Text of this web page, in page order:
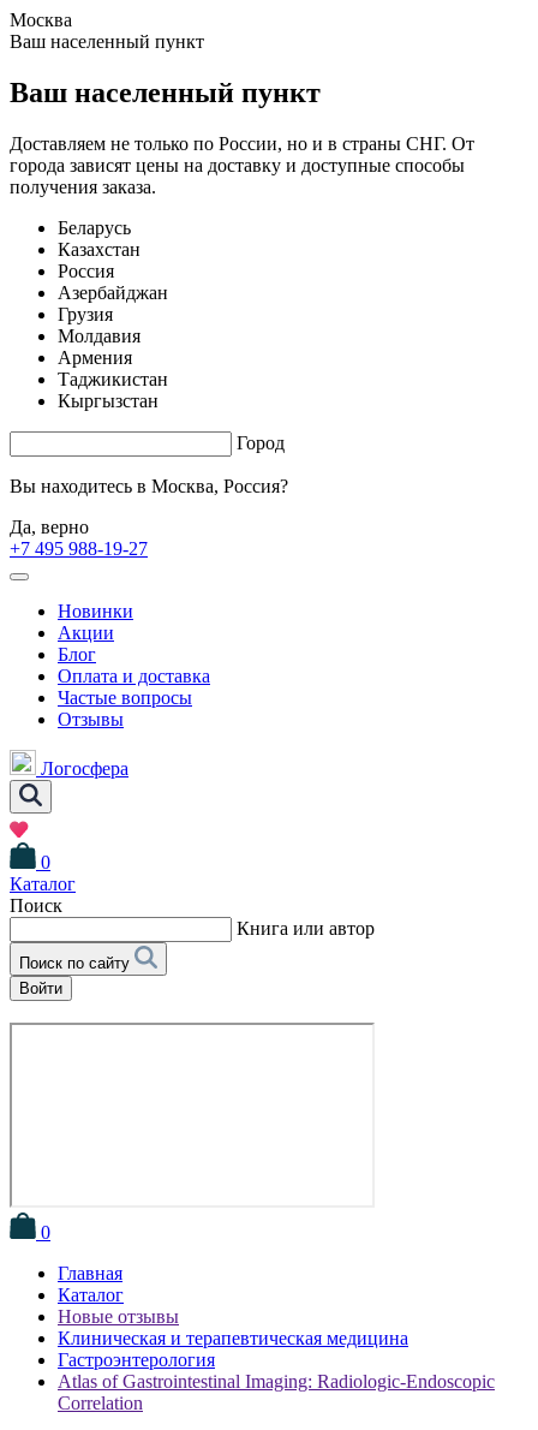
Москва
Ваш населенный пункт
Ваш населенный пункт
Доставляем не только по России, но и в страны СНГ. От
города зависят цены на доставку и доступные способы
получения заказа.
Беларусь
Казахстан
Россия
Азербайджан
Грузия
Молдавия
Армения
Таджикистан
Кыргызстан
Город
Вы находитесь в Москва, Россия?
Да, верно
+7 495 988-19-27
Новинки
Акции
Блог
Оплата и доставка
Частые вопросы
Отзывы
Логосфера
0
Каталог
Поиск
Книга или автор
Поиск по сайту
Войти
0
Главная
Каталог
Новые отзывы
Клиническая и терапевтическая медицина
Гастроэнтерология
Atlas of Gastrointestinal Imaging: Radiologic-Endoscopic
Correlation